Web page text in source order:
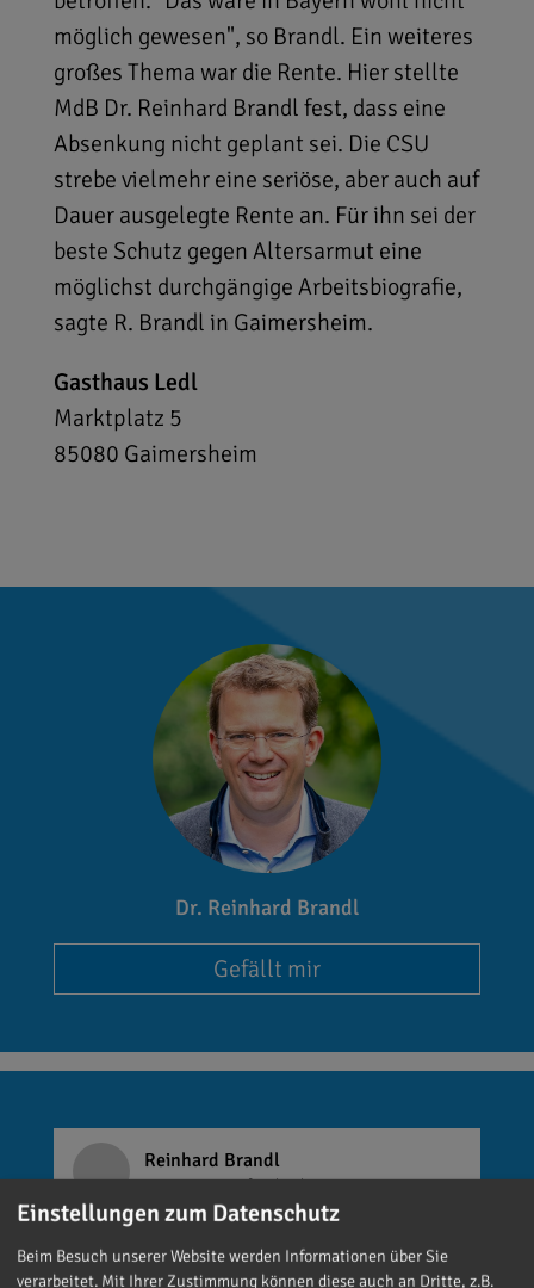
möglich gewesen", so Brandl. Ein weiteres
großes Thema war die Rente. Hier stellte
MdB Dr. Reinhard Brandl fest, dass eine
Absenkung nicht geplant sei. Die CSU
strebe vielmehr eine seriöse, aber auch auf
Dauer ausgelegte Rente an. Für ihn sei der
beste Schutz gegen Altersarmut eine
möglichst durchgängige Arbeitsbiografie,
sagte R. Brandl in Gaimersheim.
Gasthaus Ledl
Marktplatz 5
85080 Gaimersheim
Dr. Reinhard Brandl
Gefällt mir
Reinhard Brandl
vor 4 Tagenvia facebook
Mein meistgenutztes Wort am Samstag war:
„Danke!“ 😊 Vielen Dank für die zahlreichen
Einstellungen zum Datenschutz
Beim Besuch unserer Website werden Informationen über Sie
verarbeitet. Mit Ihrer Zustimmung können diese auch an Dritte, z.B.